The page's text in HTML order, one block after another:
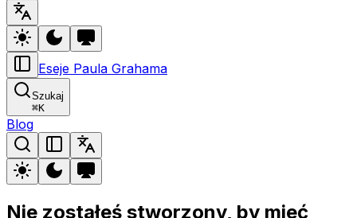
Eseje Paula Grahama
Szukaj
⌘K
Blog
Nie zostałeś stworzony, by mieć